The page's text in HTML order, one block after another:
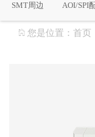
SMT周边 AOI/SPI
您是位置： 首页